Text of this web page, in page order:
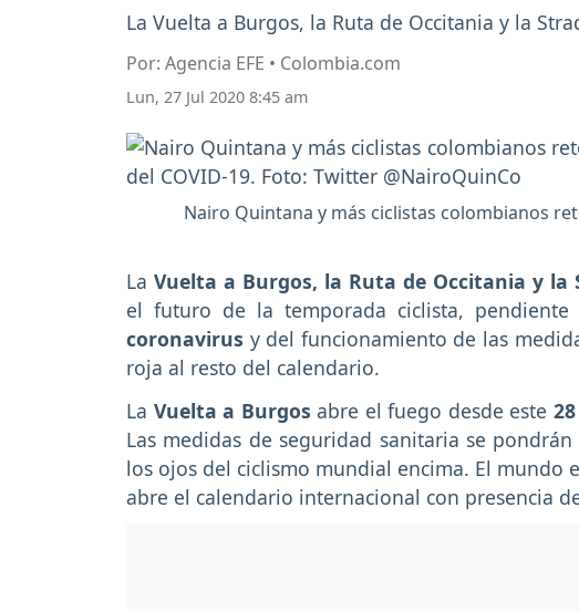
La Vuelta a Burgos, la Ruta de Occitania y la
Por: Agencia EFE • Colombia.com
Lun, 27 Jul 2020 8:45 am
Nairo Quintana y más ciclistas colombianos
La Vuelta a Burgos, la Ruta de Occitania y la
el futuro de la temporada ciclista,
coronavirus y del funcionamiento de las
roja al resto del calendario.
La Vuelta a Burgos abre el fuego desde este
Las medidas de seguridad sanitaria se
los ojos del ciclismo mundial encima. El mundo
abre el calendario internacional con presencia